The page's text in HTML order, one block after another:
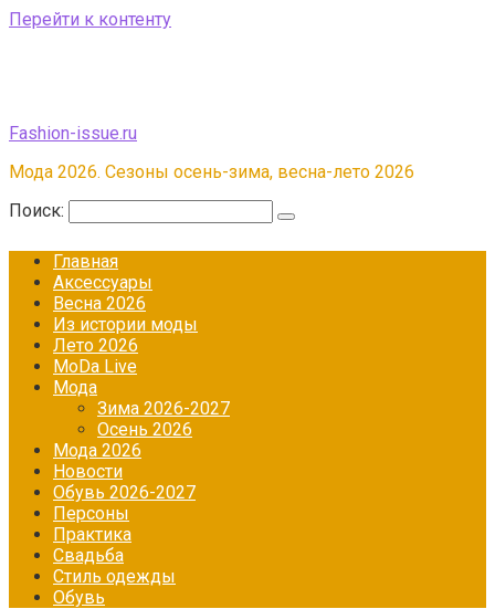
Перейти к контенту
Fashion-issue.ru
Мода 2026. Сезоны осень-зима, весна-лето 2026
Поиск:
Главная
Аксессуары
Весна 2026
Из истории моды
Лето 2026
МоDа Live
Мода
Зима 2026-2027
Осень 2026
Мода 2026
Новости
Обувь 2026-2027
Персоны
Практика
Свадьба
Стиль одежды
Обувь